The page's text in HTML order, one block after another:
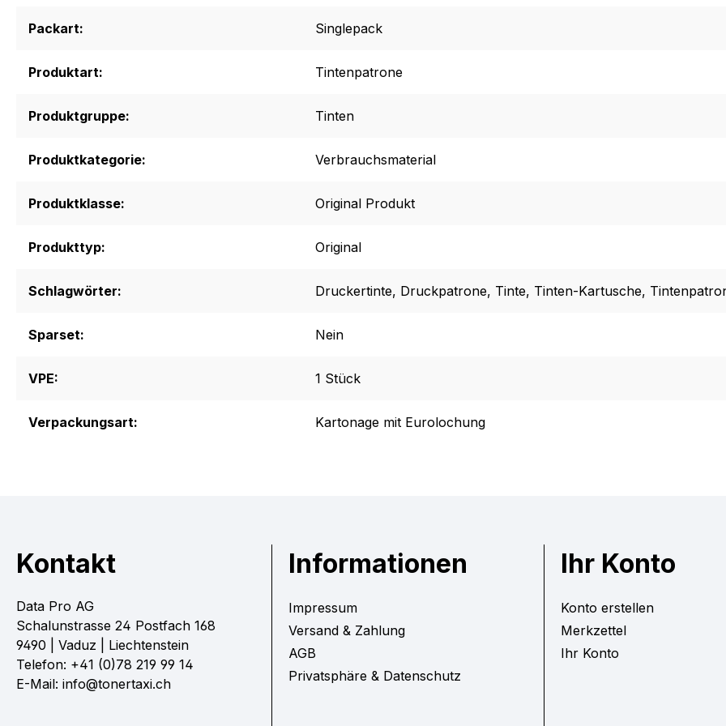
Packart: Singlepack
Produktart: Tintenpatrone
Produktgruppe: Tinten
Produktkategorie: Verbrauchsmaterial
Produktklasse: Original Produkt
Produkttyp: Original
Schlagwörter: Druckertinte, Druckpatrone, Tinte, Tinten-Kartusche,
Sparset: Nein
VPE: 1 Stück
Verpackungsart: Kartonage mit Eurolochung
Kontakt
Data Pro AG
Schalunstrasse 24 Postfach 168
9490 | Vaduz | Liechtenstein
Telefon: +41 (0)78 219 99 14
E-Mail: info@tonertaxi.ch
Informationen
Impressum
Versand & Zahlung
AGB
Privatsphäre & Datenschutz
Ihr Konto
Konto erstellen
Merkzettel
Ihr Konto